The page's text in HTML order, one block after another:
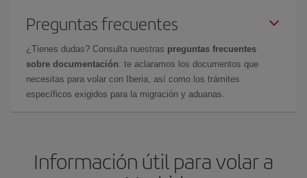
Preguntas frecuentes
¿Tienes dudas? Consulta nuestras preguntas frecuentes
sobre documentación: te aclaramos los documentos que
necesitas para volar con Iberia, así como los trámites
específicos exigidos para la migración y aduanas.
Información útil para volar a